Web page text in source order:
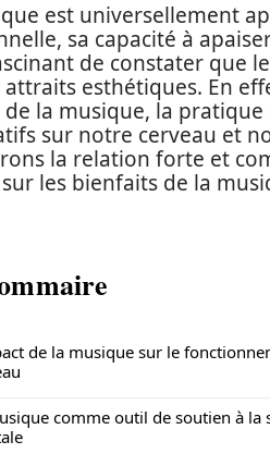
est universellement
sa capacité à
de constater que
attraits esthétiques. En
de la musique, la
sur notre cerveau et
la relation forte et
sur les bienfaits de la
de la musique sur le
comme outil de soutien à la